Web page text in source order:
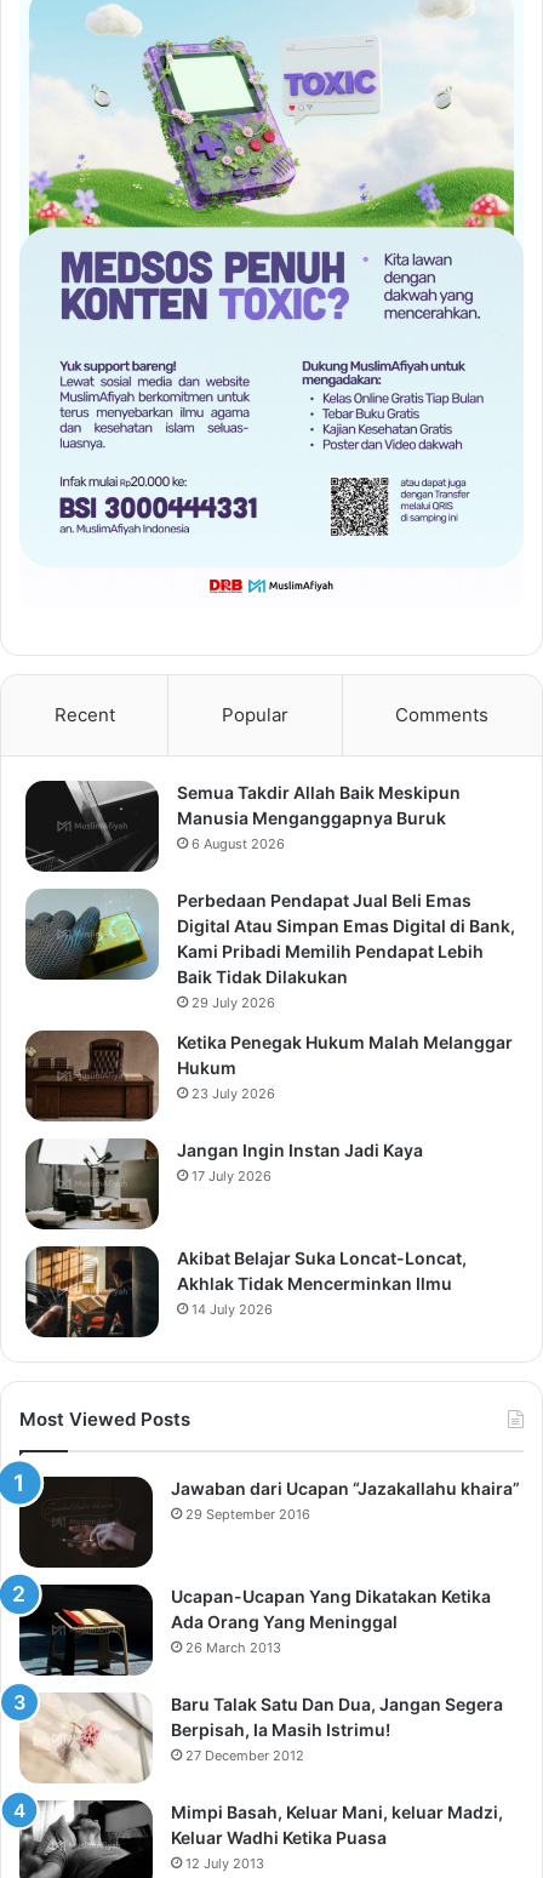
Recent Popular Comments
Semua Takdir Allah Baik Meskipun
Manusia Menganggapnya Buruk
6 August 2026
Perbedaan Pendapat Jual Beli Emas
Digital Atau Simpan Emas Digital di Bank,
Kami Pribadi Memilih Pendapat Lebih
Baik Tidak Dilakukan
29 July 2026
Ketika Penegak Hukum Malah Melanggar
Hukum
23 July 2026
Jangan Ingin Instan Jadi Kaya
17 July 2026
Akibat Belajar Suka Loncat-Loncat,
Akhlak Tidak Mencerminkan Ilmu
14 July 2026
Most Viewed Posts
Jawaban dari Ucapan “Jazakallahu khaira”
29 September 2016
Ucapan-Ucapan Yang Dikatakan Ketika
Ada Orang Yang Meninggal
26 March 2013
Baru Talak Satu Dan Dua, Jangan Segera
Berpisah, Ia Masih Istrimu!
27 December 2012
Mimpi Basah, Keluar Mani, keluar Madzi,
Keluar Wadhi Ketika Puasa
12 July 2013